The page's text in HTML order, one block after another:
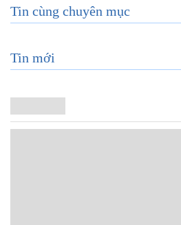
Tin cùng chuyên mục
Tin mới